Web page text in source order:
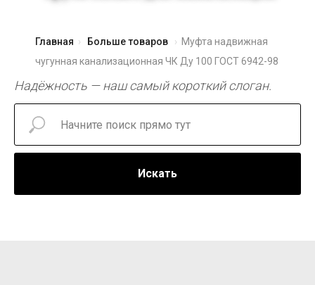
Главная Больше товаров
Муфта надвижная
чугунная канализационная ЧК Ду 100 ГОСТ 6942-98
Надёжность — наш самый короткий слоган.
Искать